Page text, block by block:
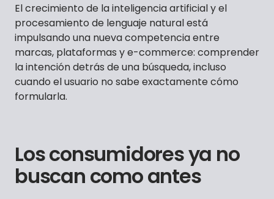
El crecimiento de la inteligencia artificial y el
procesamiento de lenguaje natural está
impulsando una nueva competencia entre
marcas, plataformas y e-commerce: comprender
la intención detrás de una búsqueda, incluso
cuando el usuario no sabe exactamente cómo
formularla.
Los consumidores ya no
buscan como antes